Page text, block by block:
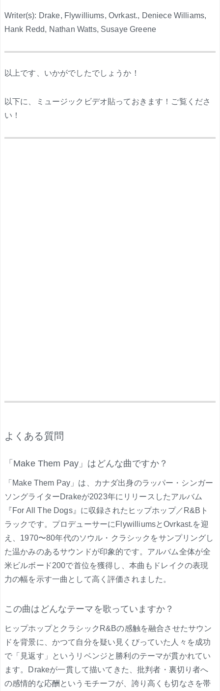
Writer(s): Drake, Flywilliums, Ovrkast., Deniece Williams,
Hank Redd, Nathan Watts, Susaye Greene
以上です、いかがでしたでしょうか！
以下に、ミュージックビデオ貼っておきます！ご覧くださ
い！
よくある質問
「Make Them Pay」はどんな曲ですか？
「Make Them Pay」は、カナダ出身のラッパー・シンガー
ソングライターDrakeが2023年にリリースしたアルバム
『For All The Dogs』に収録されたヒップホップ／R&Bト
ラックです。プロデューサーにFlywilliumsとOvrkast.を迎
え、1970〜80年代のソウル・クラシックをサンプリングし
た温かみのあるサウンドが印象的です。アルバム全体が全
米ビルボード200で首位を獲得し、本曲もドレイクの表現
力の幅を示す一曲として高く評価されました。
この曲はどんなテーマを歌っていますか？
ヒップホップとクラシックR&Bの感触を融合させたサウン
ドを背景に、かつて自分を疑い見くびっていた人々を成功
で「見返す」というリベンジと勝利のテーマが貫かれてい
ます。Drakeが一貫して描いてきた、批判者・裏切り者へ
の感情的な応酬というモチーフが、誇り高くも切なさを帯